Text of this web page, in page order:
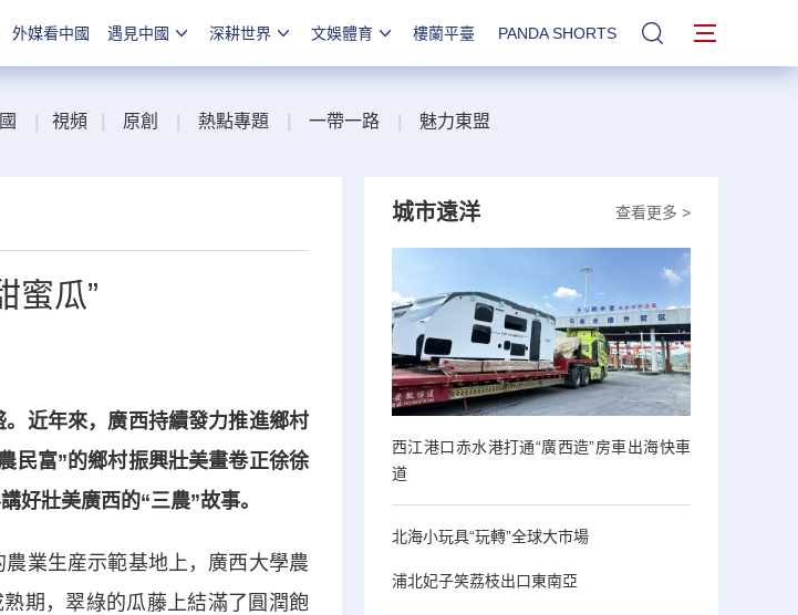
外媒看中國 遇見中國 深耕世界 文娛體育 樓蘭平臺 PANDA SHORTS 站內搜索
視頻 原創 熱點專題 一帶一路 魅力東盟
蜜瓜”
近年來，廣西持續發力推進鄉村
民富”的鄉村振興壯美畫卷正徐徐
好壯美廣西的“三農”故事。
業生産示範基地上，廣西大學農
期，翠綠的瓜藤上結滿了圓潤飽
查看更多 >
城市遠洋
西江港口赤水港打通“廣西造”房車出海快車
道
北海小玩具“玩轉”全球大市場
浦北妃子笑荔枝出口東南亞